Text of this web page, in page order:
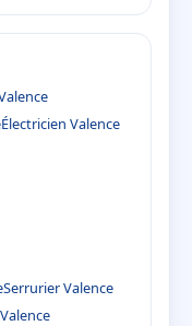
Électricien Valence
Serrurier Valence